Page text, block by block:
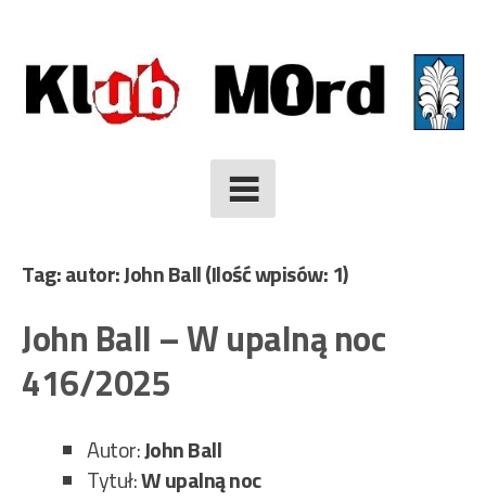
to
content
Tag: autor: John Ball(Ilość wpisów: 1)
John Ball – W upalną noc
416/2025
Autor:John Ball
Tytuł:W upalną noc